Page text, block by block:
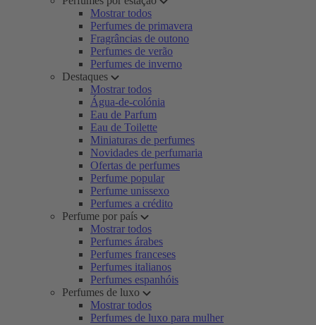
Mostrar todos
Perfumes de primavera
Fragrâncias de outono
Perfumes de verão
Perfumes de inverno
Destaques
Mostrar todos
Água-de-colónia
Eau de Parfum
Eau de Toilette
Miniaturas de perfumes
Novidades de perfumaria
Ofertas de perfumes
Perfume popular
Perfume unissexo
Perfumes a crédito
Perfume por país
Mostrar todos
Perfumes árabes
Perfumes franceses
Perfumes italianos
Perfumes espanhóis
Perfumes de luxo
Mostrar todos
Perfumes de luxo para mulher